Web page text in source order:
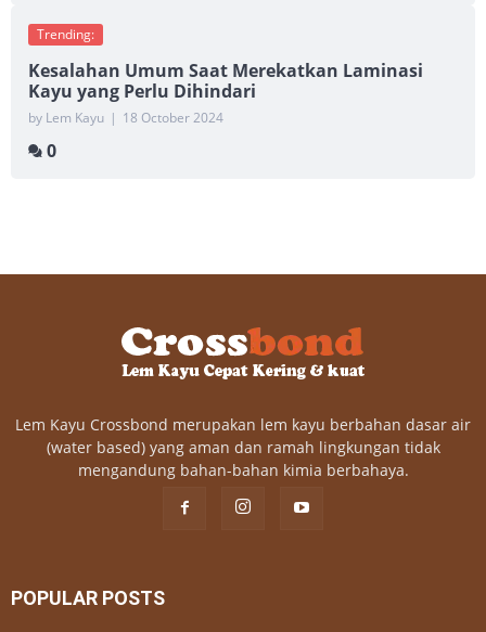
Trending:
Kesalahan Umum Saat Merekatkan Laminasi
Kayu yang Perlu Dihindari
by Lem Kayu | 18 October 2024
0
Lem Kayu Crossbond merupakan lem kayu berbahan dasar air
(water based) yang aman dan ramah lingkungan tidak
mengandung bahan-bahan kimia berbahaya.
POPULAR POSTS